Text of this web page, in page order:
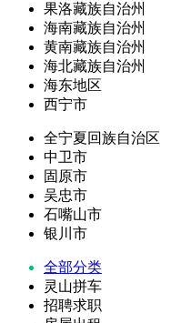
果洛藏族自治州
海南藏族自治州
黄南藏族自治州
海北藏族自治州
海东地区
西宁市
全宁夏回族自治区
中卫市
固原市
吴忠市
石嘴山市
银川市
全部分类
灵山拼车
招聘求职